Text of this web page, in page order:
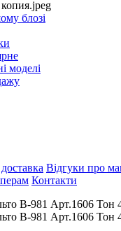
блозі
моделі
Відгуки про
Контакти